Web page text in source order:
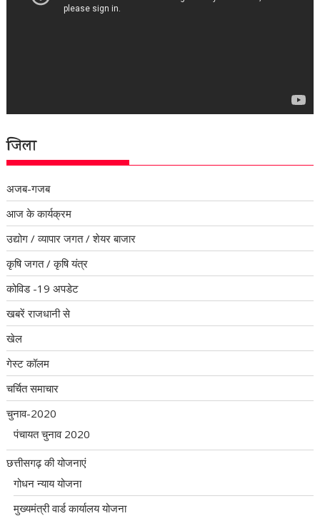
जिला
अजब-गजब
आज के कार्यक्रम
उद्योग / व्यापार जगत / शेयर बाजार
कृषि जगत / कृषि यंत्र
कोविड -19 अपडेट
खबरें राजधानी से
खेल
गेस्ट कॉलम
चर्चित समाचार
चुनाव-2020
पंचायत चुनाव 2020
छत्तीसगढ़ की योजनाएं
गोधन न्याय योजना
मुख्यमंत्री वार्ड कार्यालय योजना